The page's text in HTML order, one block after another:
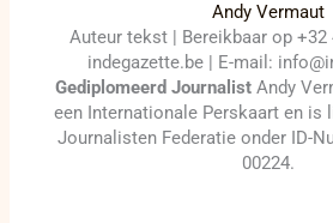
Andy Vermaut
Auteur tekst | Bereikbaar op +32
indegazette.be | E-mail:
Gediplomeerd Journalist Andy
een Internationale Perskaart en is
Journalisten Federatie onder ID-
00224.